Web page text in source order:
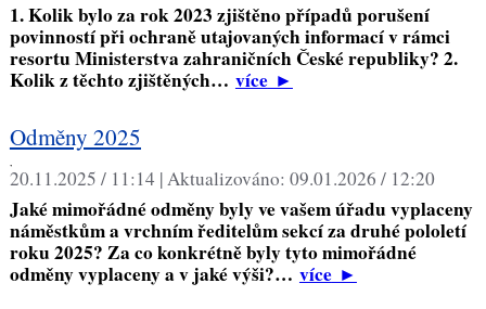
1. Kolik bylo za rok 2023 zjištěno případů porušení
povinností při ochraně utajovaných informací v rámci
resortu Ministerstva zahraničních České republiky? 2.
Kolik z těchto zjištěných… více►
Odměny 2025
,
20.11.2025 / 11:14 |Aktualizováno: 09.01.2026 / 12:20
Jaké mimořádné odměny byly ve vašem úřadu vyplaceny
náměstkům a vrchním ředitelům sekcí za druhé pololetí
roku 2025? Za co konkrétně byly tyto mimořádné
odměny vyplaceny a v jaké výši?… více►